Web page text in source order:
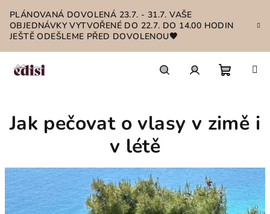
obsah
PLÁNOVANÁ DOVOLENÁ 23.7. - 31.7. VAŠE
OBJEDNÁVKY VYTVOŘENÉ DO 22.7. DO 14.00 HODIN
JEŠTĚ ODEŠLEME PŘED DOVOLENOU🤎
košík
Jak pečovat o vlasy v zimě i
v létě